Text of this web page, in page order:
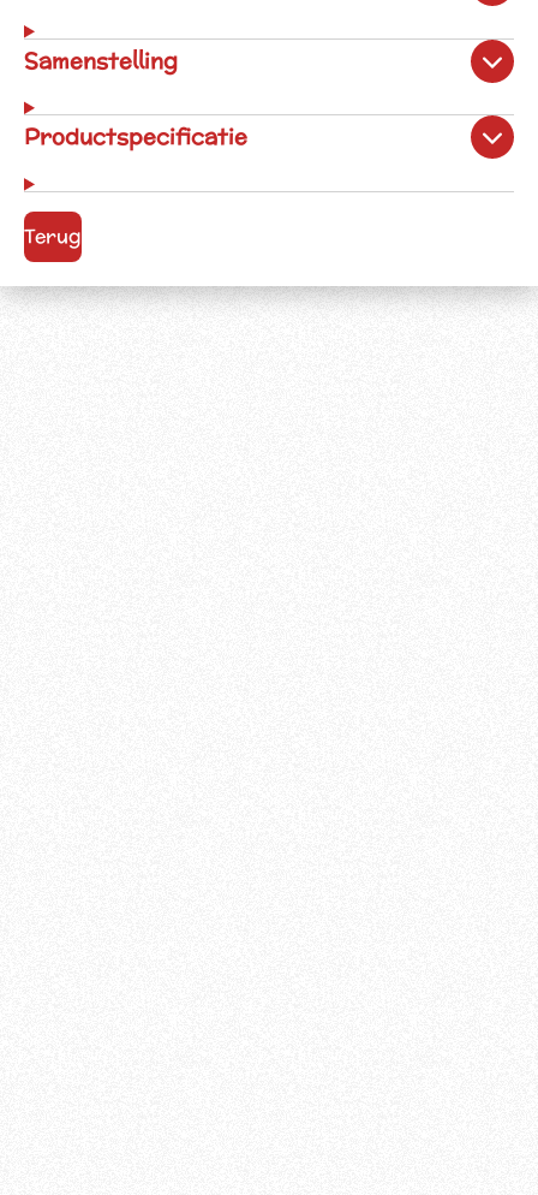
Samenstelling
Productspecificatie
Terug